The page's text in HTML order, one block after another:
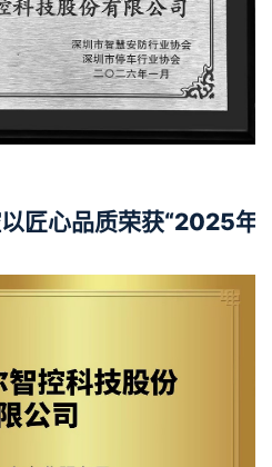
匠心品质荣获“2025年